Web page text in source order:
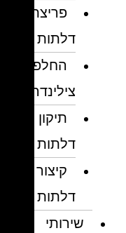
פריצת
דלתות
החלפת
צילינדרים
תיקון
דלתות
קיצור
דלתות
שירותי